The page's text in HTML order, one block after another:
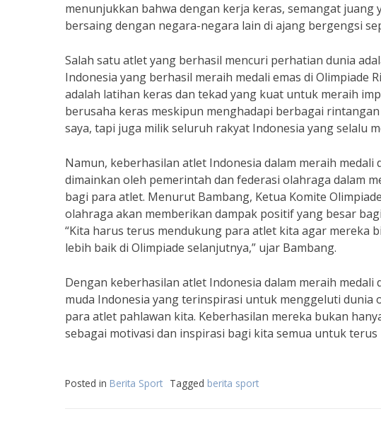
menunjukkan bahwa dengan kerja keras, semangat
bersaing dengan negara-negara lain di ajang bergengsi
Salah satu atlet yang berhasil mencuri perhatian dunia
Indonesia yang berhasil meraih medali emas di Olimpiade
adalah latihan keras dan tekad yang kuat untuk meraih
berusaha keras meskipun menghadapi berbagai
saya, tapi juga milik seluruh rakyat Indonesia yang selalu
Namun, keberhasilan atlet Indonesia dalam meraih
dimainkan oleh pemerintah dan federasi olahraga dalam
bagi para atlet. Menurut Bambang, Ketua Komite
olahraga akan memberikan dampak positif yang besar
“Kita harus terus mendukung para atlet kita agar mereka
lebih baik di Olimpiade selanjutnya,” ujar Bambang.
Dengan keberhasilan atlet Indonesia dalam meraih
muda Indonesia yang terinspirasi untuk menggeluti
para atlet pahlawan kita. Keberhasilan mereka bukan
sebagai motivasi dan inspirasi bagi kita semua untuk
Posted in Berita Sport Tagged berita sport